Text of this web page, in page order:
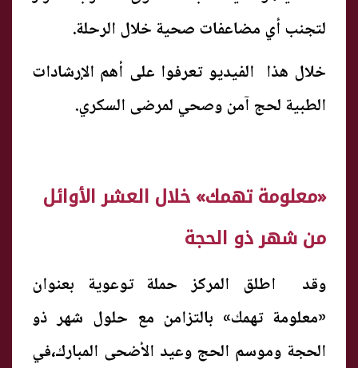
لتجنب أي مضاعفات صحية خلال الرحلة.
خلال هذا الفيديو تعرفوا على أهم الإرشادات
الطبية لحج آمن وصحي لمرضى السكري.
«معلومة تهمك» خلال العشر الأوائل
من شهر ذو الحجة
وقد اطلق المركز حملة توعوية بعنوان
«معلومة تهمك» بالتزامن مع حلول شهر ذو
الحجة وموسم الحج وعيد الأضحى المبارك،في